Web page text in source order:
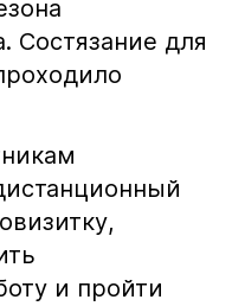
Состязание для
и пройти